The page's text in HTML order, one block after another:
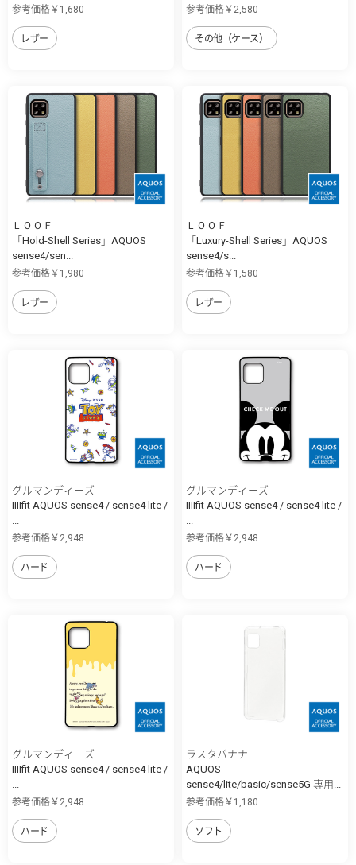
参考価格￥1,680
レザー
参考価格￥2,580
その他（ケース）
ＬＯＯＦ
「Hold-Shell Series」AQUOS
sense4/sen...
参考価格￥1,980
レザー
ＬＯＯＦ
「Luxury-Shell Series」AQUOS
sense4/s...
参考価格￥1,580
レザー
グルマンディーズ
IIIIfit AQUOS sense4 / sense4 lite /
参考価格￥2,948
ハード
グルマンディーズ
IIIIfit AQUOS sense4 / sense4 lite /
参考価格￥2,948
ハード
グルマンディーズ
IIIIfit AQUOS sense4 / sense4 lite /
参考価格￥2,948
ハード
ラスタバナナ
AQUOS
sense4/lite/basic/sense5G 専用...
参考価格￥1,180
ソフト